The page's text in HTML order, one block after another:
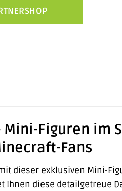
Figuren im
Fans
dieser exklusiven Mini-
Ihnen diese detailgetreue